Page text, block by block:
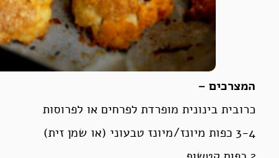
המצרכים –
כרובית בינונית מופרדת לפרחים או לפרוסות
3-4 כפות מיונז/מיונז טבעוני (או שמן זית)